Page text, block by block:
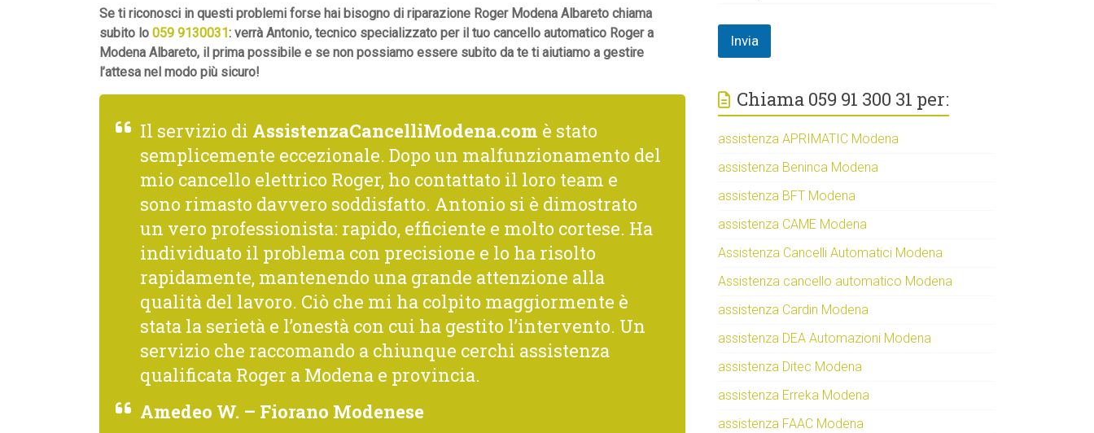
Se ti riconosci in questi problemi forse hai bisogno di riparazione Roger Modena Albareto chiama
subito lo 059 9130031 : verrà Antonio, tecnico specializzato per il tuo cancello automatico Roger a
Modena Albareto, il prima possibile e se non possiamo essere subito da te ti aiutiamo a gestire
l’attesa nel modo più sicuro!
Il servizio di AssistenzaCancelliModena.com è stato
semplicemente eccezionale. Dopo un malfunzionamento del
mio cancello elettrico Roger, ho contattato il loro team e
sono rimasto davvero soddisfatto. Antonio si è dimostrato
un vero professionista: rapido, efficiente e molto cortese. Ha
individuato il problema con precisione e lo ha risolto
rapidamente, mantenendo una grande attenzione alla
qualità del lavoro. Ciò che mi ha colpito maggiormente è
stata la serietà e l’onestà con cui ha gestito l’intervento. Un
servizio che raccomando a chiunque cerchi assistenza
qualificata Roger a Modena e provincia.
Amedeo W. – Fiorano Modenese
Invia
Chiama 059 91 300 31 per:
assistenza APRIMATIC Modena
assistenza Beninca Modena
assistenza BFT Modena
assistenza CAME Modena
Assistenza Cancelli Automatici Modena
Assistenza cancello automatico Modena
assistenza Cardin Modena
assistenza DEA Automazioni Modena
assistenza Ditec Modena
assistenza Erreka Modena
assistenza FAAC Modena